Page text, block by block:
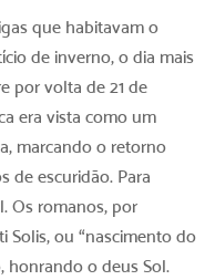
que habitavam o
de inverno, o dia mais
por volta de 21 de
era vista como um
marcando o retorno
de escuridão. Para
. Os romanos, por
Solis, ou “nascimento do
honrando o deus Sol.